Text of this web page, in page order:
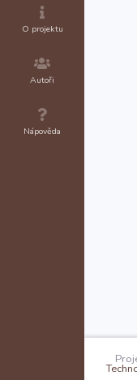
O projektu
Autoři
Nápověda